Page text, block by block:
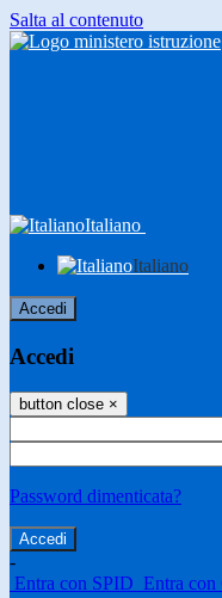
Salta al contenuto
Italiano
Italiano
Accedi
Accedi
button close ×
Password dimenticata?
-
Entra con SPID Entra con